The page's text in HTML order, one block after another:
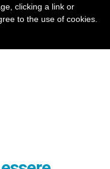
clicking a link or
to the use of cookies.